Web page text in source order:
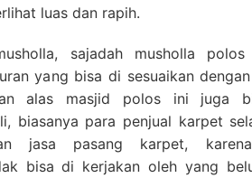
luas dan rapih.
sajadah musholla polos
yang bisa di sesuaikan
alas masjid polos ini juga
biasanya para penjual karpet
jasa pasang karpet,
bisa di kerjakan oleh yang